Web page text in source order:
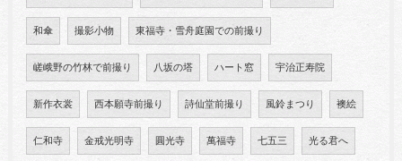
和傘 撮影小物 東福寺・雪舟庭園での前撮り
嵯峨野の竹林で前撮り 八坂の塔 ハート窓 宇治正寿院
新作衣裳 西本願寺前撮り 詩仙堂前撮り 風鈴まつり 襖絵
仁和寺 金戒光明寺 圓光寺 萬福寺 七五三 光る君へ